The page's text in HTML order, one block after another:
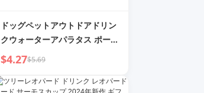
ドッグペットアウトドアドリン
クウォーターアパラタス ポータ
ブルキャリーオンカップ
$4.27$5.69